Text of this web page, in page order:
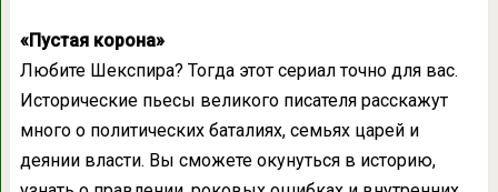
«Пустая корона»
Любите Шекспира? Тогда этот сериал точно для вас.
Исторические пьесы великого писателя расскажут
много о политических баталиях, семьях царей и
деянии власти. Вы сможете окунуться в историю,